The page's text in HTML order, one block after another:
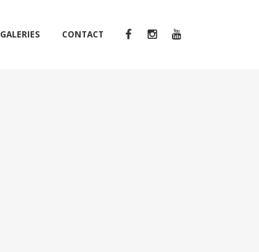
GALERIES CONTACT